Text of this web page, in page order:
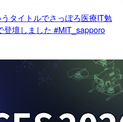
タイトルでさっぽろ医療IT勉
壇しました #MIT_sapporo